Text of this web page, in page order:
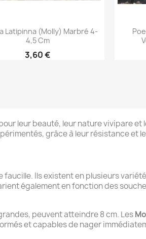
Aperçu rapide
Latipinna (Molly) Marbré 4-
4,5 Cm
3,60 €
leur beauté, leur nature vivipare
grâce à leur résistance et
Ils existent en plusieurs
également en fonction des
peuvent atteindre 8 cm. Les
et capables de nager